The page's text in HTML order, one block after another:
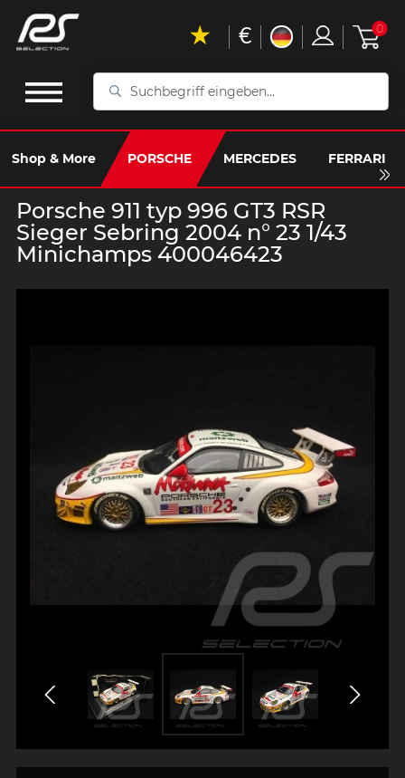
Suchbegriff
Shop & More PORSCHE MERCEDES FERRARI
€ 0
Porsche 911 typ 996 GT3 RSR
Sieger Sebring 2004 n° 23 1/43
Minichamps 400046423